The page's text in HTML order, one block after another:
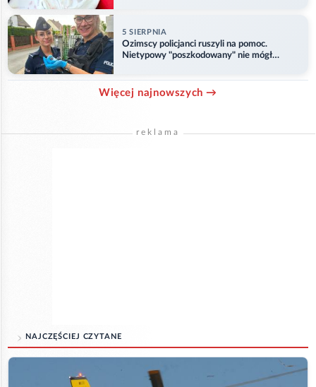
5 SIERPNIA
Ozimscy policjanci ruszyli na pomoc.
Nietypowy "poszkodowany" nie mógł
Więcej najnowszych →
reklama
NAJCZĘŚCIEJ CZYTANE